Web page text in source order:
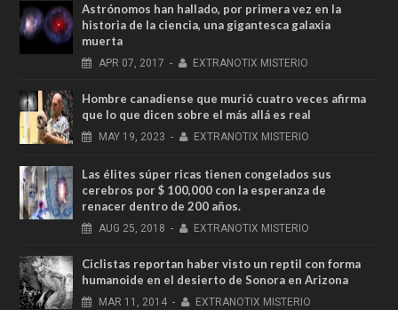
Astrónomos han hallado, por primera vez en la
historia de la ciencia, una gigantesca galaxia
muerta
APR 07, 2017 - EXTRANOTIX MISTERIO
Hombre canadiense que murió cuatro veces afirma
que lo que dicen sobre el más allá es real
MAY 19, 2023 - EXTRANOTIX MISTERIO
Las élites súper ricas tienen congelados sus
cerebros por $ 100,000 con la esperanza de
renacer dentro de 200 años.
AUG 25, 2018 - EXTRANOTIX MISTERIO
Ciclistas reportan haber visto un reptil con forma
humanoide en el desierto de Sonora en Arizona
MAR 11, 2014 - EXTRANOTIX MISTERIO